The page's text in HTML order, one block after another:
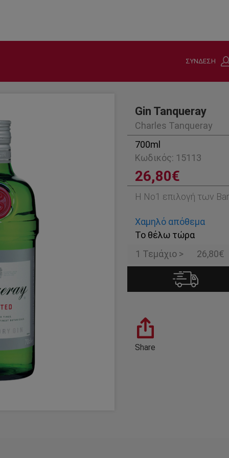
ΣΥΝΔΕΣΗ
Gin Tanqueray
Charles Tanqueray
700ml
Κωδικός: 15113
26,80€
Η Νο1 επιλογή των
Χαμηλό απόθεμα
Το θέλω τώρα
1 Τεμάχιο >
26,80€
Share